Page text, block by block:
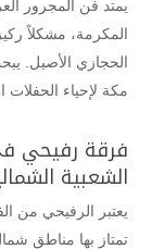
يمتد فن المجرور
المكرمة، مشكلاً
الحجازي الأصيل.
مكة لإحياء الحفلات
فرقة رفيحي
الشعبية
يعتبر الرفيحي من
تمتاز بها مناطق